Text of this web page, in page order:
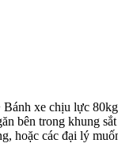
xe chịu lực
bên trong khung
hoặc các đại lý